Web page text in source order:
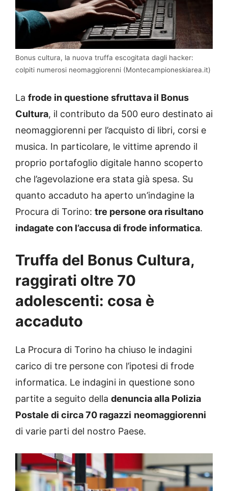
Bonus cultura, la nuova truffa escogitata dagli hacker:
colpiti numerosi neomaggiorenni (Montecampioneskiarea.it)
La frode in questione sfruttava il Bonus
Cultura, il contributo da 500 euro destinato ai
neomaggiorenni per l’acquisto di libri, corsi e
musica. In particolare, le vittime aprendo il
proprio portafoglio digitale hanno scoperto
che l’agevolazione era stata già spesa. Su
quanto accaduto ha aperto un’indagine la
Procura di Torino: tre persone ora risultano
indagate con l’accusa di frode informatica.
Truffa del Bonus Cultura,
raggirati oltre 70
adolescenti: cosa è
accaduto
La Procura di Torino ha chiuso le indagini
carico di tre persone con l’ipotesi di frode
informatica. Le indagini in questione sono
partite a seguito della denuncia alla Polizia
Postale di circa 70 ragazzi neomaggiorenni
di varie parti del nostro Paese.